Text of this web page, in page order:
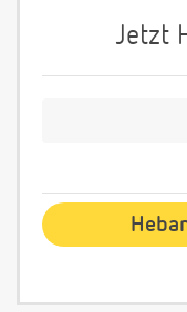
Jetzt